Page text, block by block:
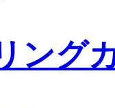
ング